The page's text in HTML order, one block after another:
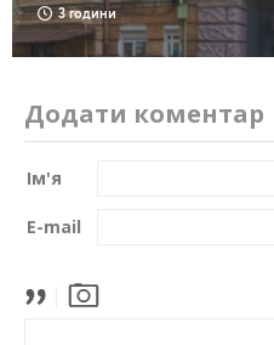
3 години
Додати коментар
Ім'я
E-mail